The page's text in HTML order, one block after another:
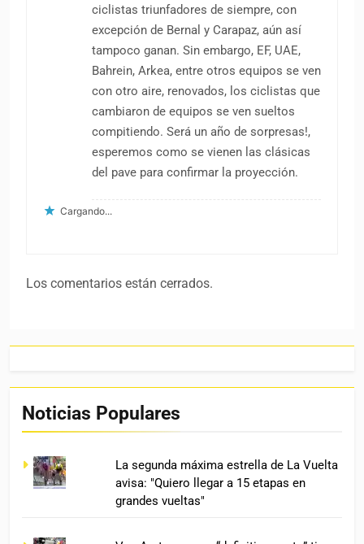
ciclistas triunfadores de siempre, con
excepción de Bernal y Carapaz, aún así
tampoco ganan. Sin embargo, EF, UAE,
Bahrein, Arkea, entre otros equipos se ven
con otro aire, renovados, los ciclistas que
cambiaron de equipos se ven sueltos
compitiendo. Será un año de sorpresas!,
esperemos como se vienen las clásicas
del pave para confirmar la proyección.
Cargando...
Los comentarios están cerrados.
Noticias Populares
La segunda máxima estrella de La Vuelta
avisa: "Quiero llegar a 15 etapas en
grandes vueltas"